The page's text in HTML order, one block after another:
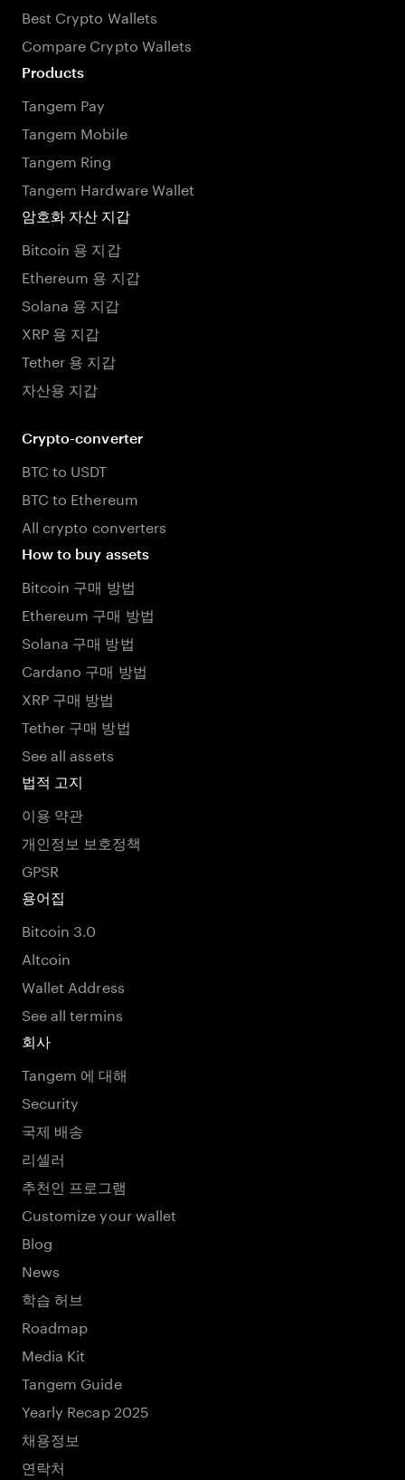
Best Crypto Wallets
Compare Crypto Wallets
Products
Tangem Pay
Tangem Mobile
Tangem Ring
Tangem Hardware Wallet
암호화 자산 지갑
Bitcoin 용 지갑
Ethereum 용 지갑
Solana 용 지갑
XRP 용 지갑
Tether 용 지갑
자산용 지갑
Crypto-converter
BTC to USDT
BTC to Ethereum
All crypto converters
How to buy assets
Bitcoin 구매 방법
Ethereum 구매 방법
Solana 구매 방법
Cardano 구매 방법
XRP 구매 방법
Tether 구매 방법
See all assets
법적 고지
이용 약관
개인정보 보호정책
GPSR
용어집
Bitcoin 3.0
Altcoin
Wallet Address
See all termins
회사
Tangem 에 대해
Security
국제 배송
리셀러
추천인 프로그램
Customize your wallet
Blog
News
학습 허브
Roadmap
Media Kit
Tangem Guide
Yearly Recap 2025
채용정보
연락처